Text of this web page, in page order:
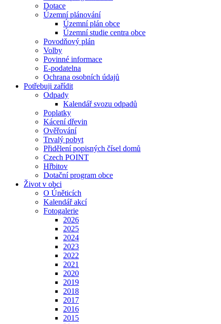
Dotace
Územní plánování
Územní plán obce
Územní studie centra obce
Povodňový plán
Volby
Povinné informace
E-podatelna
Ochrana osobních údajů
Potřebuji zařídit
Odpady
Kalendář svozu odpadů
Poplatky
Kácení dřevin
Ověřování
Trvalý pobyt
Přidělení popisných čísel domů
Czech POINT
Hřbitov
Dotační program obce
Život v obci
O Úněticích
Kalendář akcí
Fotogalerie
2026
2025
2024
2023
2022
2021
2020
2019
2018
2017
2016
2015